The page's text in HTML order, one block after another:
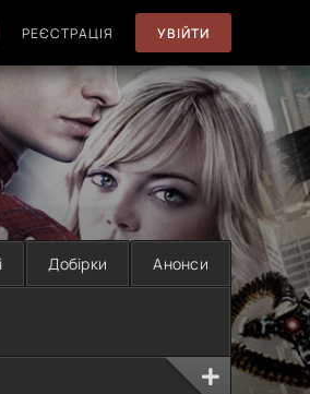
РЕЄСТРАЦІЯ УВІЙТИ
Добірки Анонси